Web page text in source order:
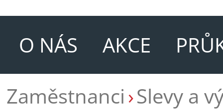
O NÁS AKCE
Zaměstnanci Slevy a